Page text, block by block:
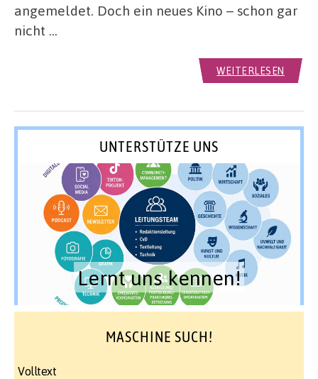
angemeldet. Doch ein neues Kino – schon gar
nicht …
WEITERLESEN
UNTERSTÜTZE UNS
Lernt uns kennen!
MASCHINE SUCH!
Volltext